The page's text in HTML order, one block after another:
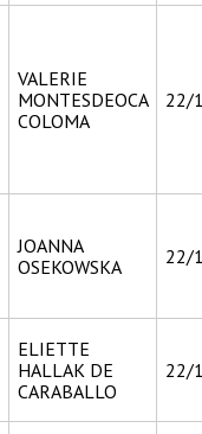
VALERIE
MONTESDEOCA
COLOMA
22/
JOANNA
OSEKOWSKA
22/
ELIETTE
HALLAK DE
CARABALLO
22/